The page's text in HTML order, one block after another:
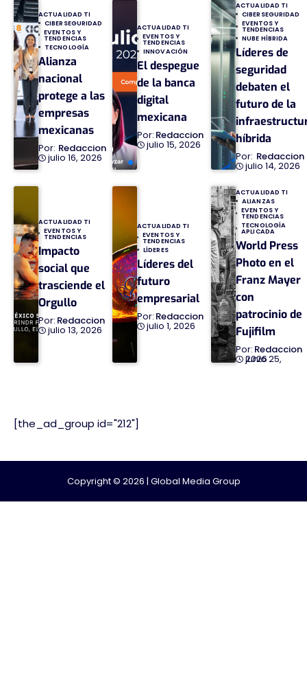
ACTUALIDAD TI
CIBERSEGURIDAD
EVENTOS Y
TENDENCIAS
TECNOLOGÍA
Alianza
nacional
protege a las
empresas
mexicanas
Redaccion
julio 16, 2026
ACTUALIDAD TI
EVENTOS Y
TENDENCIAS
INNOVACIÓN
El despegue
de la banca
digital
mexicana
Redaccion
julio 15, 2026
ACTUALIDAD TI
CIBERSEGURIDAD
EVENTOS Y
TENDENCIAS
NUBE HÍBRIDA
Líderes de
seguridad
debaten el
futuro de la
híbrida
Redaccion
julio 14, 2026
ACTUALIDAD TI
EVENTOS Y
TENDENCIAS
Impacto
social que
trasciende el
Orgullo
Redaccion
julio 13, 2026
ACTUALIDAD TI
EVENTOS Y
TENDENCIAS
LÍDERES
Líderes del
futuro
empresarial
Redaccion
julio 1, 2026
ACTUALIDAD TI
ALIANZAS
EVENTOS Y
TENDENCIAS
TECNOLOGÍA
APLICADA
World Press
Photo en el
Franz Mayer
con
patrocinio de
Fujifilm
Redaccion
junio 25, 2026
[the_ad_group id="212"]